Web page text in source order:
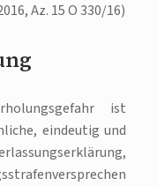
Az. 15 O 330/16)
ist
eindeutig und